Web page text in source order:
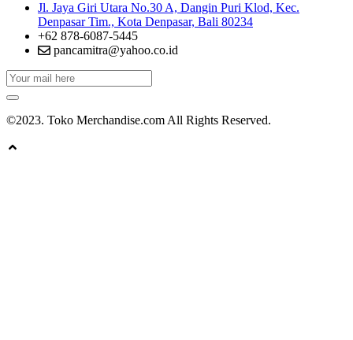
Jl. Jaya Giri Utara No.30 A, Dangin Puri Klod, Kec.
Denpasar Tim., Kota Denpasar, Bali 80234
+62 878-6087-5445
pancamitra@yahoo.co.id
©2023. Toko Merchandise.com All Rights Reserved.